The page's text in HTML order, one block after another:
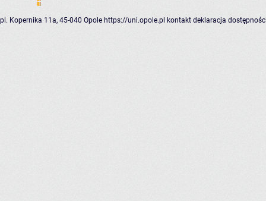
pl. Kopernika 11a, 45-040 Opole https://uni.opole.pl kontakt deklaracja